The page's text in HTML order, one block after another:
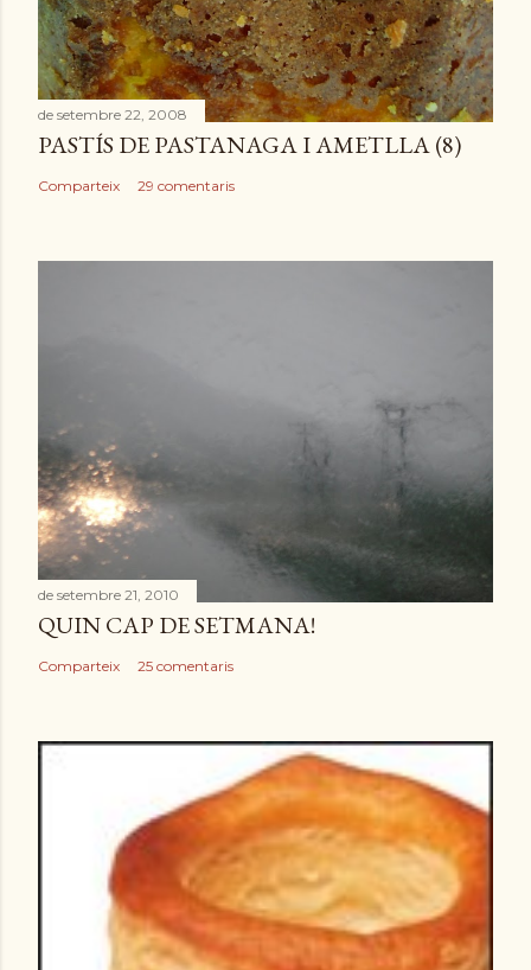
n
t
r
a
d
a
de setembre 22, 2008
PASTÍS DE PASTANAGA I AMETLLA (8)
Comparteix 29 comentaris
de setembre 21, 2010
QUIN CAP DE SETMANA!
Comparteix 25 comentaris